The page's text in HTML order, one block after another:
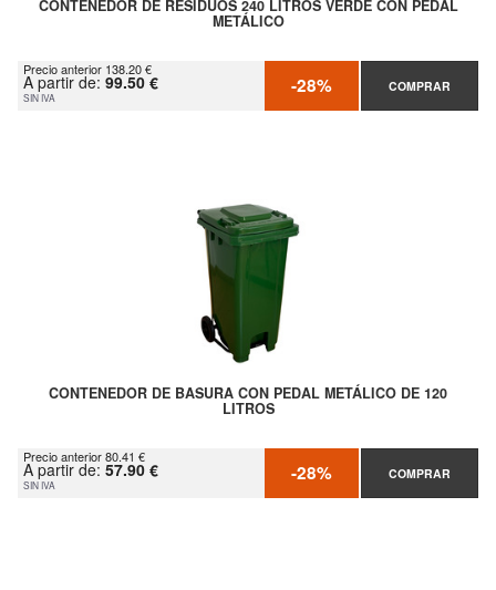
CONTENEDOR DE RESIDUOS 240 LITROS VERDE CON PEDAL
METÁLICO
Precio anterior 138.20 €
A partir de: 99.50 €
SIN IVA -28% COMPRAR
CONTENEDOR DE BASURA CON PEDAL METÁLICO DE 120
LITROS
Precio anterior 80.41 €
A partir de: 57.90 €
SIN IVA -28% COMPRAR